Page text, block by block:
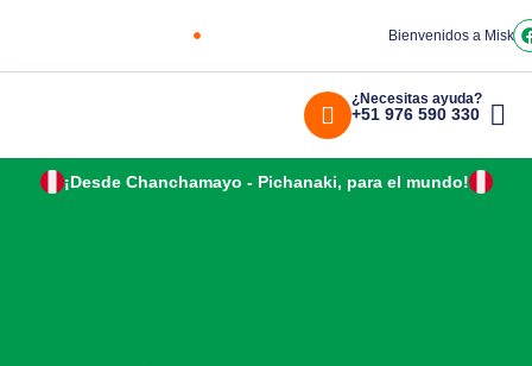
Bienvenidos a
¿Necesitas ayuda?
+51 976 590 330
¡Desde Chanchamayo - Pichanaki, para el mundo!